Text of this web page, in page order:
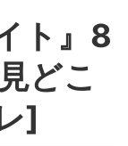
ト』8
どこ
]